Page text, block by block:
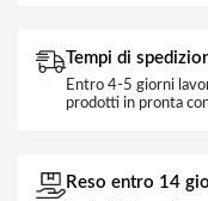
Tempi di
Entro 4-5 giorni
prodotti in pronta
Reso entro 14